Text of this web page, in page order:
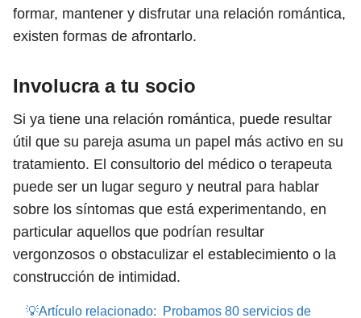
formar, mantener y disfrutar una relación romántica,
existen formas de afrontarlo.
Involucra a tu socio
Si ya tiene una relación romántica, puede resultar
útil que su pareja asuma un papel más activo en su
tratamiento. El consultorio del médico o terapeuta
puede ser un lugar seguro y neutral para hablar
sobre los síntomas que está experimentando, en
particular aquellos que podrían resultar
vergonzosos o obstaculizar el establecimiento o la
construcción de intimidad.
💡Artículo relacionado:
Probamos 80 servicios de